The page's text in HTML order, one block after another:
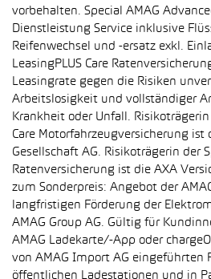
vorbehalten. Special AMAG
Dienstleistung Service inklusive
Reifenwechsel und -ersatz exkl.
LeasingPLUS Care
Leasingrate gegen die Risiken
Arbeitslosigkeit und vollständiger
Krankheit oder Unfall. Risikoträgerin
Care Motorfahrzeugversicherung ist
Gesellschaft AG. Risikoträgerin der
Ratenversicherung ist die AXA
zum Sonderpreis: Angebot der
langfristigen Förderung der
AMAG Group AG. Gültig für
AMAG Ladekarte/-App oder
von AMAG Import AG eingeführten
öffentlichen Ladestationen und in